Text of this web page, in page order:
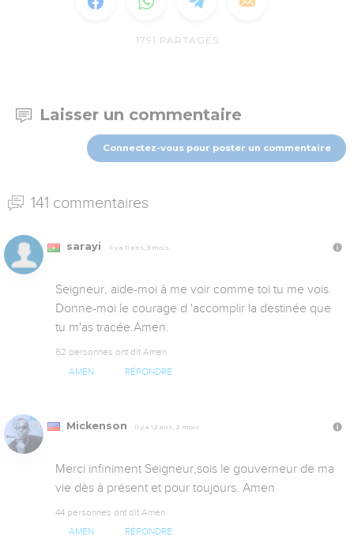
1791 PARTAGES
Laisser un commentaire
Connectez-vous pour poster un commentaire
141 commentaires
sarayi Il y a 11 ans, 3 mois
Seigneur, aide-moi à me voir comme toi tu me vois.
Donne-moi le courage d 'accomplir la destinée que
tu m'as tracée.Amen.
62 personnes ont dit Amen
AMEN RÉPONDRE
Mickenson Il y a 12 ans, 2 mois
Merci infiniment Seigneur,sois le gouverneur de ma
vie dès à présent et pour toujours. Amen
44 personnes ont dit Amen
AMEN RÉPONDRE